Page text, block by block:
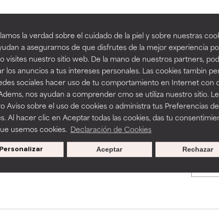
la verdad sobre el cuidado de la piel y sobre nuestras
a asegurarnos de que disfrutes de la mejor experiencia
visites nuestro sitio web. De la mano de nuestros partners,
los anuncios a tus intereses personales. Las cookies tambin
sociales hacer uso de tu comportamiento en Internet con
nos ayudan a comprender cmo se utiliza nuestro sitio.
Aviso sobre el uso de cookies o administra tus Preferencias de
Al hacer clic en Aceptar todas las cookies, das tu
usemos cookies. Declaración de Cookies
Personalizar Rechazar
Aceptar
BACK TO SEARCH
to assess ingredients in this dictionary. Regulations
tan beneficiosos como los de la categoría excelente, suelen ser
la estabilidad o la absorción de una fórmula.
ciertas limitaciones en cuanto a su apariencia, estabilidad o
básicos o que no cuentan con suficiente respaldo científico.
algunos beneficios se recomienda evitarlo por su
provocar efectos adversos como irritación, inflamación o
tan beneficiosos como los de la categoría excelente, suelen ser
la estabilidad o la absorción de una fórmula.
ciertas limitaciones en cuanto a su apariencia, estabilidad o
básicos o que no cuentan con suficiente respaldo científico.
algunos beneficios se recomienda evitarlo por su
provocar efectos adversos como irritación, inflamación o
Promociones exclusivas al